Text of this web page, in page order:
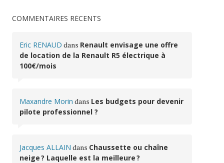
COMMENTAIRES RÉCENTS
Eric RENAUD dans Renault envisage une offre
de location de la Renault R5 électrique à
100€/mois
Maxandre Morin dans Les budgets pour devenir
pilote professionnel ?
Jacques ALLAIN dans Chaussette ou chaîne
neige ? Laquelle est la meilleure ?